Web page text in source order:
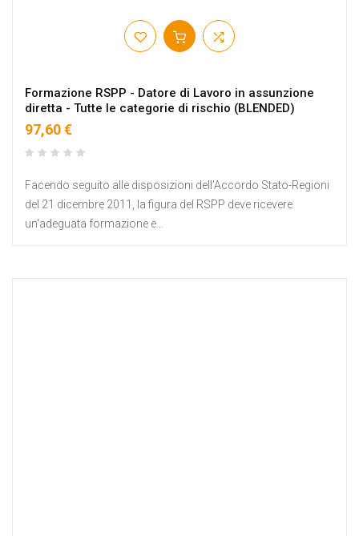
Formazione RSPP - Datore di Lavoro in assunzione
diretta - Tutte le categorie di rischio (BLENDED)
97,60 €
Facendo seguito alle disposizioni dell'Accordo Stato-Regioni
del 21 dicembre 2011, la figura del RSPP deve ricevere
un'adeguata formazione e...